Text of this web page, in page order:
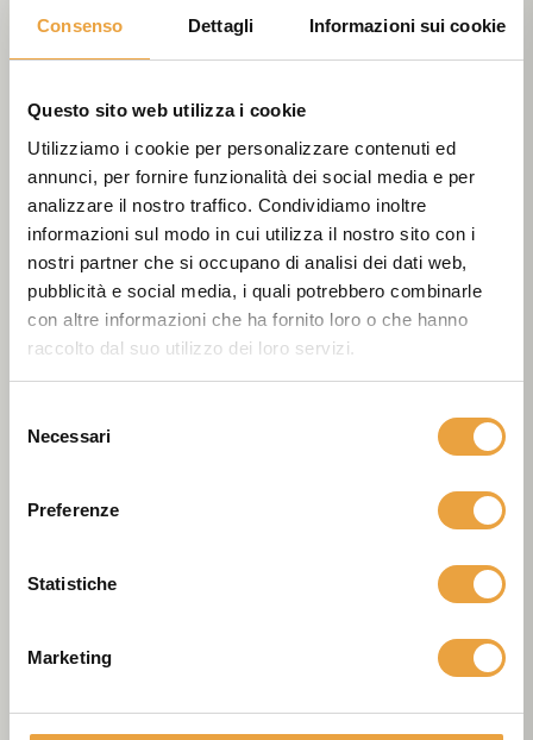
Consenso Dettagli Informazioni sui cookie
Questo sito web utilizza i cookie
Utilizziamo i cookie per personalizzare contenuti ed
annunci, per fornire funzionalità dei social media e per
analizzare il nostro traffico. Condividiamo inoltre
informazioni sul modo in cui utilizza il nostro sito con i
nostri partner che si occupano di analisi dei dati web,
pubblicità e social media, i quali potrebbero combinarle
con altre informazioni che ha fornito loro o che hanno
raccolto dal suo utilizzo dei loro servizi.
delNecessari
Preferenze
Statistiche
Marketing